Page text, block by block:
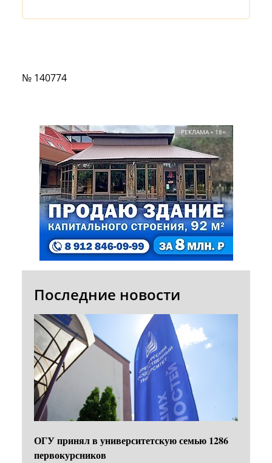
№ 140774
РЕКЛАМА • 18+
Последние новости
ОГУ принял в университетскую семью 1286
первокурсников